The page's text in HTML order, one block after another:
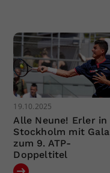
19.10.2025
Alle Neune! Erler in
Stockholm mit Gala
zum 9. ATP-
Doppeltitel